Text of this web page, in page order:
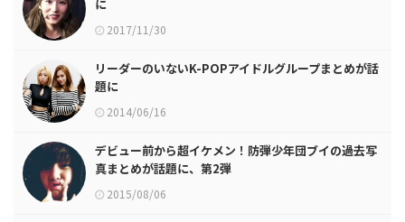
に
2017/11/30
リーダーのいないK-POPアイドルグループまとめが話
題に
2014/06/16
デビュー前から超イケメン！防弾少年団ブイの過去写
真まとめが話題に、第2弾
2015/08/06